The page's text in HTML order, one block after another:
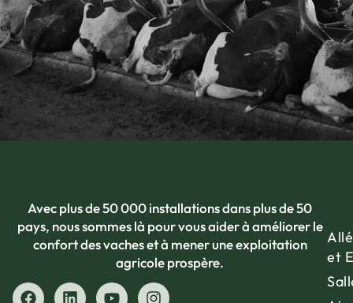
Avec plus de 50 000 installations dans plus de 50
pays, nous sommes là pour vous aider à améliorer le
confort des vaches et à mener une exploitation
agricole prospère.
et